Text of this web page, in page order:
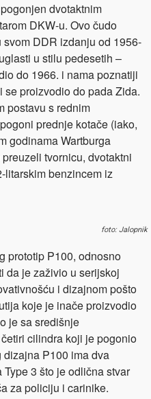
dvotaktnim
DKW-u. Ovo čudo
DDR izdanju od 1956-
u stilu pedesetih –
do 1966. i nama poznatiji
proizvodio do pada Zida.
postavu s rednim
prednje kotače (iako,
godinama Wartburga
tvornicu, dvotaktni
litarskim benzincem iz
foto: Jalopnik
prototip P100, odnosno
da je zaživio u serijskoj
i dizajnom pošto
koje je inače proizvodio
je sa središnje
cilindra koji je pogonio
P100 ima dva
3 što je odlična stvar
za policiju i carinike.